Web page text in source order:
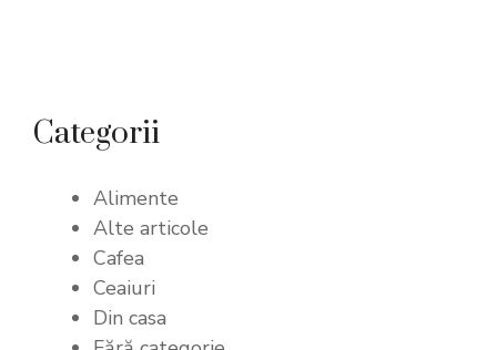
Categorii
Alimente
Alte articole
Cafea
Ceaiuri
Din casa